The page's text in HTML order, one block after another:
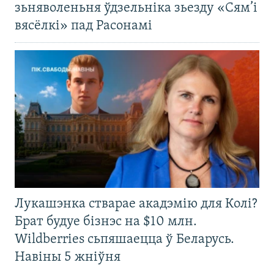
зьняволеньня ўдзельніка зьезду «Сям’і
вясёлкі» пад Расонамі
Лукашэнка стварае акадэмію для Колі?
Брат будуе бізнэс на $10 млн.
Wildberries сьпяшаецца ў Беларусь.
Навіны 5 жніўня